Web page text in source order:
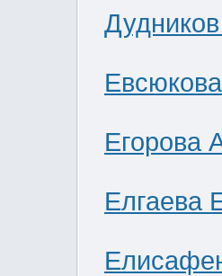
Егорова
Елгаева